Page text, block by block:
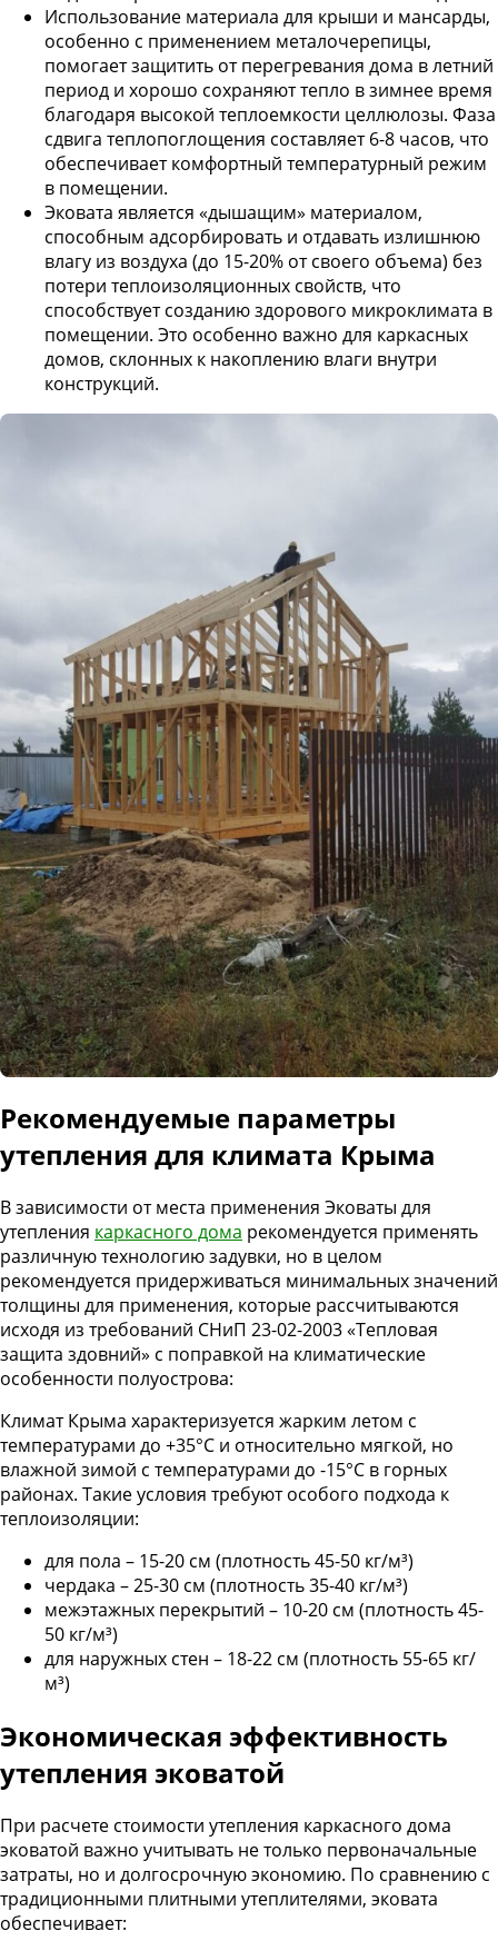
Использование материала для крыши и мансарды,
особенно с применением металочерепицы,
помогает защитить от перегревания дома в летний
период и хорошо сохраняют тепло в зимнее время
благодаря высокой теплоемкости целлюлозы. Фаза
сдвига теплопоглощения составляет 6-8 часов, что
обеспечивает комфортный температурный режим
в помещении.
Эковата является «дышащим» материалом,
способным адсорбировать и отдавать излишнюю
влагу из воздуха (до 15-20% от своего объема) без
потери теплоизоляционных свойств, что
способствует созданию здорового микроклимата в
помещении. Это особенно важно для каркасных
домов, склонных к накоплению влаги внутри
конструкций.
Рекомендуемые параметры
утепления для климата Крыма
В зависимости от места применения Эковаты для
утепления каркасного дома рекомендуется применять
различную технологию задувки, но в целом
рекомендуется придерживаться минимальных значений
толщины для применения, которые рассчитываются
исходя из требований СНиП 23-02-2003 «Тепловая
защита здовний» с поправкой на климатические
особенности полуострова:
Климат Крыма характеризуется жарким летом с
температурами до +35°C и относительно мягкой, но
влажной зимой с температурами до -15°C в горных
районах. Такие условия требуют особого подхода к
теплоизоляции:
для пола – 15-20 см (плотность 45-50 кг/м³)
чердака – 25-30 см (плотность 35-40 кг/м³)
межэтажных перекрытий – 10-20 см (плотность 45-
50 кг/м³)
для наружных стен – 18-22 см (плотность 55-65 кг/
м³)
Экономическая эффективность
утепления эковатой
При расчете стоимости утепления каркасного дома
эковатой важно учитывать не только первоначальные
затраты, но и долгосрочную экономию. По сравнению с
традиционными плитными утеплителями, эковата
обеспечивает: